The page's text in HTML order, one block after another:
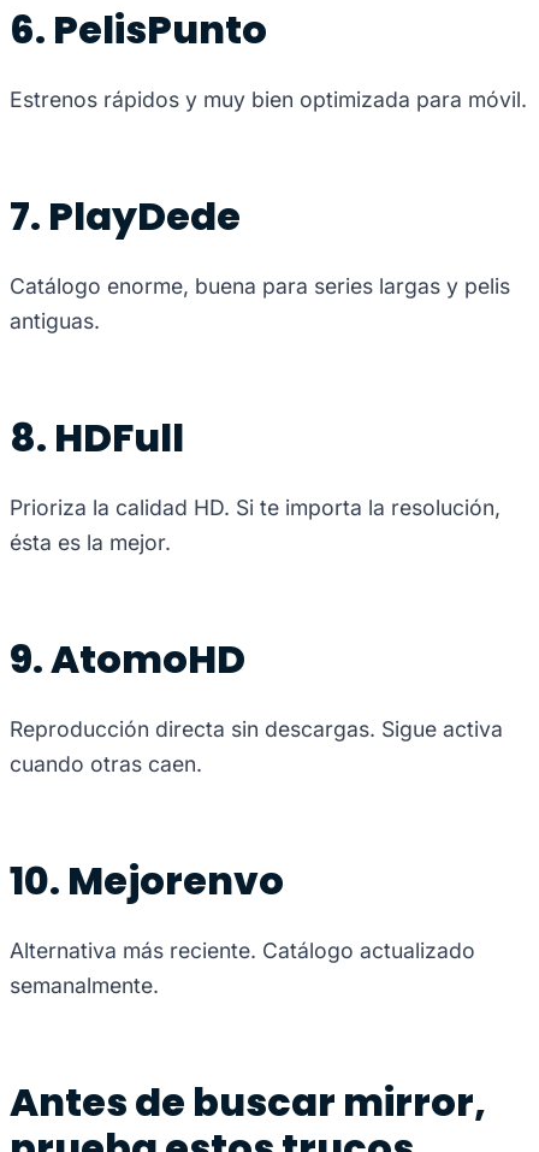
6. PelisPunto
Estrenos rápidos y muy bien optimizada para móvil.
7. PlayDede
Catálogo enorme, buena para series largas y pelis
antiguas.
8. HDFull
Prioriza la calidad HD. Si te importa la resolución,
ésta es la mejor.
9. AtomoHD
Reproducción directa sin descargas. Sigue activa
cuando otras caen.
10. Mejorenvo
Alternativa más reciente. Catálogo actualizado
semanalmente.
Antes de buscar mirror,